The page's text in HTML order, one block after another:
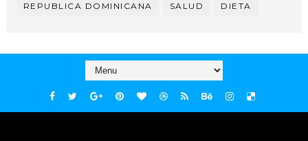
REPUBLICA DOMINICANA SALUD DIETA